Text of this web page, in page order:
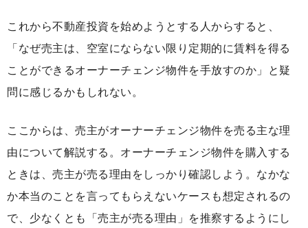
これから不動産投資を始めようとする人からすると、
「なぜ売主は、空室にならない限り定期的に賃料を得る
ことができるオーナーチェンジ物件を手放すのか」と疑
問に感じるかもしれない。
ここからは、売主がオーナーチェンジ物件を売る主な理
由について解説する。オーナーチェンジ物件を購入する
ときは、売主が売る理由をしっかり確認しよう。なかな
か本当のことを言ってもらえないケースも想定されるの
で、少なくとも「売主が売る理由」を推察するようにし